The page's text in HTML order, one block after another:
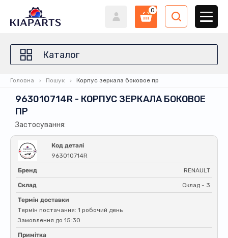
0
Каталог
Головна Пошук Корпус зеркала боковое пр
963010714R - КОРПУС ЗЕРКАЛА БОКОВОЕ
ПР
Застосування:
Код деталі
963010714R
Бренд RENAULT
Склад Склад - 3
Термін доставки
Термін постачання: 1 робочий день
Замовлення до 15:30
Примітка